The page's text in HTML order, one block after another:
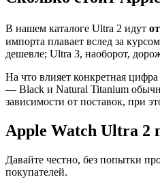
В нашем каталоге Ultra 2 идут
импорта плавает вслед за
дешевле; Ultra 3, наоборот,
На что влияет конкретная
— Black и Natural Titanium
зависимости от поставок, при
Apple Watch Ultra 2
Давайте честно, без попытки
покупателей.